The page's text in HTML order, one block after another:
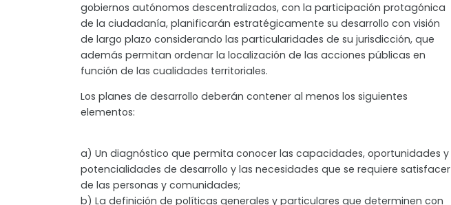
gobiernos autónomos descentralizados, con la participación protagónica
de la ciudadanía, planificarán estratégicamente su desarrollo con visión
de largo plazo considerando las particularidades de su jurisdicción, que
además permitan ordenar la localización de las acciones públicas en
función de las cualidades territoriales.
Los planes de desarrollo deberán contener al menos los siguientes
elementos:
a) Un diagnóstico que permita conocer las capacidades, oportunidades y
potencialidades de desarrollo y las necesidades que se requiere satisfacer
de las personas y comunidades;
b) La definición de políticas generales y particulares que determinen con